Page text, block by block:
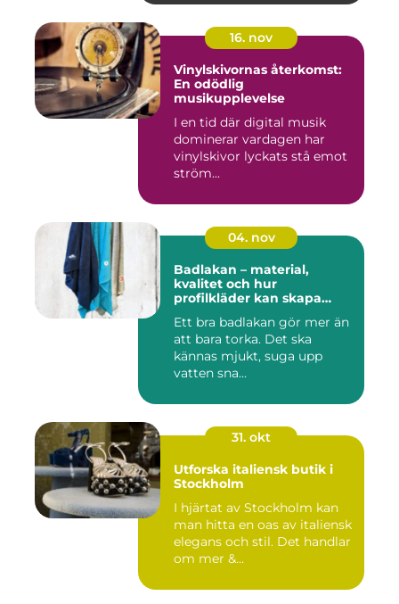
16. nov
Vinylskivornas återkomst:
En odödlig
musikupplevelse
I en tid där digital musik
dominerar vardagen har
vinylskivor lyckats stå emot
ström...
04. nov
Badlakan – material,
kvalitet och hur
profilkläder kan skapa
Ett bra badlakan gör mer än
att bara torka. Det ska
kännas mjukt, suga upp
vatten sna...
31. okt
Utforska italiensk butik i
Stockholm
I hjärtat av Stockholm kan
man hitta en oas av italiensk
elegans och stil. Det handlar
om mer &...